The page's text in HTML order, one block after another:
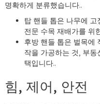
명확하게 분류했습니다..
탑 핸들 톱은 나무에
전문 수목 재배가를 위
후방 핸들 톱은 벌목에
작을 가공하는 것, 부
택입니다..
힘, 제어, 안전